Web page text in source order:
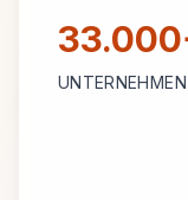
UNTERNEHMEN